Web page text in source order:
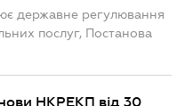
державне регулювання
послуг, Постанова
НКРЕКП від 30